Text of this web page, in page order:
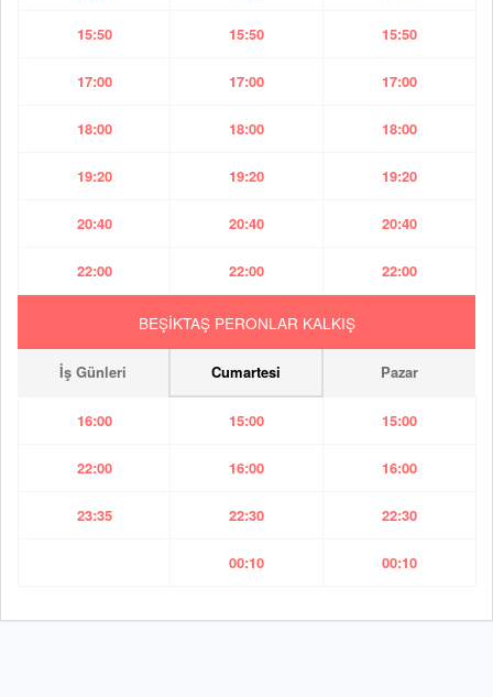
15:50 15:50 15:50
17:00 17:00 17:00
18:00 18:00 18:00
19:20 19:20 19:20
20:40 20:40 20:40
22:00 22:00 22:00
BEŞİKTAŞ PERONLAR KALKIŞ
İş Günleri Cumartesi Pazar
16:00 15:00 15:00
22:00 16:00 16:00
23:35 22:30 22:30
00:10 00:10